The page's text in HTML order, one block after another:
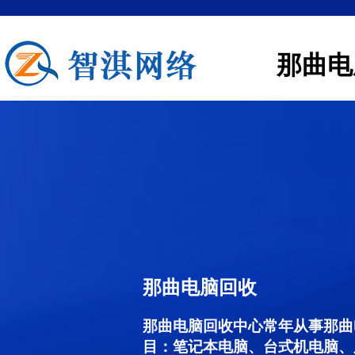
那曲
那曲电脑回收
那曲电脑回收中心常年从事那
目：笔记本电脑、台式机电脑